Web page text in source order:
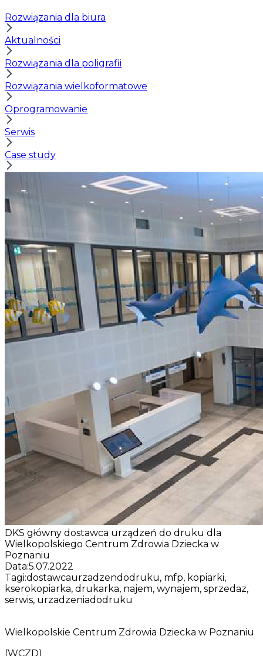
Rozwiązania dla biura
Aktualności
Rozwiązania dla poligrafii
Rozwiązania wielkoformatowe
Oprogramowanie
Serwis
Case study
DKS główny dostawca urządzeń do druku dla
Wielkopolskiego Centrum Zdrowia Dziecka w
Poznaniu
Data:5.07.2022
Tagi:dostawcaurzadzendodruku, mfp, kopiarki,
kserokopiarka, drukarka, najem, wynajem, sprzedaz,
serwis, urzadzeniadodruku
Wielkopolskie Centrum Zdrowia Dziecka w Poznaniu
(WCZD)